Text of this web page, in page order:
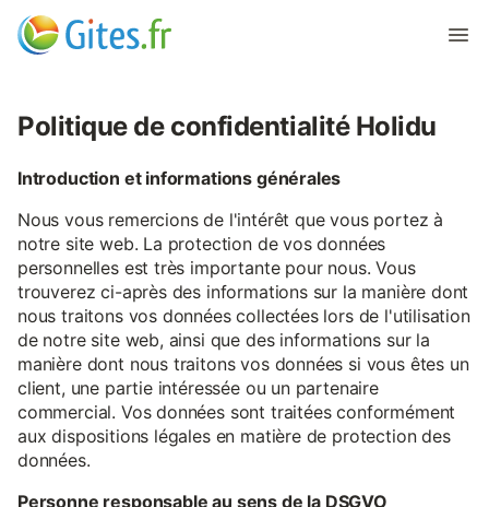
Politique de confidentialité Holidu
Introduction et informations générales
Nous vous remercions de l'intérêt que vous portez à
notre site web. La protection de vos données
personnelles est très importante pour nous. Vous
trouverez ci-après des informations sur la manière dont
nous traitons vos données collectées lors de l'utilisation
de notre site web, ainsi que des informations sur la
manière dont nous traitons vos données si vous êtes un
client, une partie intéressée ou un partenaire
commercial. Vos données sont traitées conformément
aux dispositions légales en matière de protection des
données.
Personne responsable au sens de la DSGVO